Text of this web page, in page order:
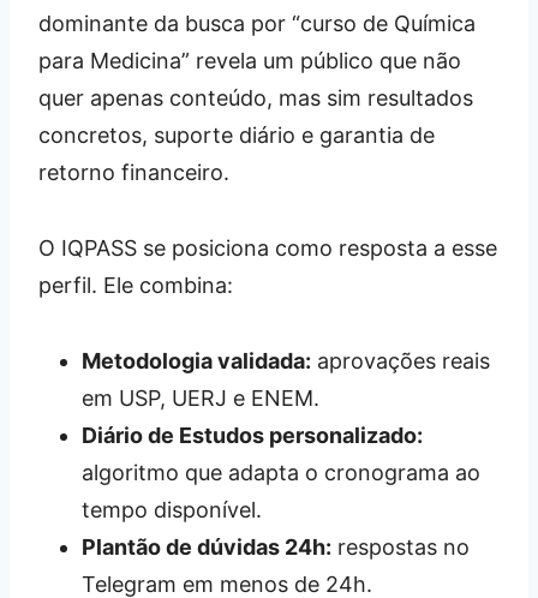
dominante da busca por “curso de Química
para Medicina” revela um público que não
quer apenas conteúdo, mas sim resultados
concretos, suporte diário e garantia de
retorno financeiro.
O IQPASS se posiciona como resposta a esse
perfil. Ele combina:
Metodologia validada: aprovações reais
em USP, UERJ e ENEM.
Diário de Estudos personalizado:
algoritmo que adapta o cronograma ao
tempo disponível.
Plantão de dúvidas 24h: respostas no
Telegram em menos de 24h.